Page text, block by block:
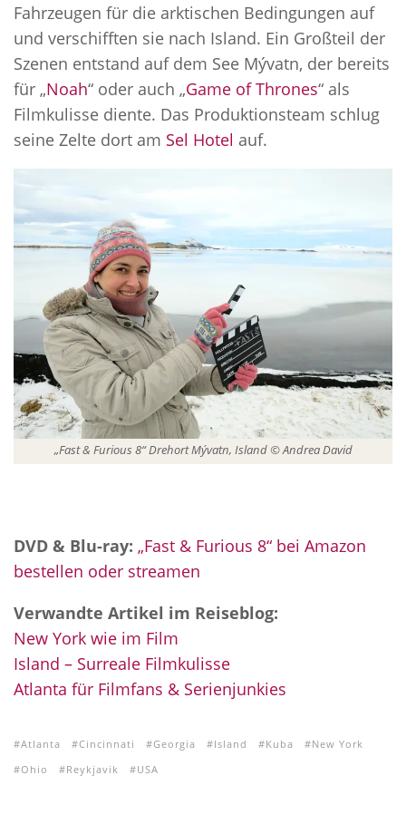
Fahrzeugen für die arktischen Bedingungen auf
und verschifften sie nach Island. Ein Großteil der
Szenen entstand auf dem See Mývatn, der bereits
für „Noah“ oder auch „Game of Thrones“ als
Filmkulisse diente. Das Produktionsteam schlug
seine Zelte dort am Sel Hotel auf.
„Fast & Furious 8“ Drehort Mývatn, Island © Andrea David
DVD & Blu-ray: „Fast & Furious 8“ bei Amazon
bestellen oder streamen
Verwandte Artikel im Reiseblog:
New York wie im Film
Island – Surreale Filmkulisse
Atlanta für Filmfans & Serienjunkies
Atlanta Cincinnati Georgia Island Kuba
New York
Ohio
Reykjavik USA